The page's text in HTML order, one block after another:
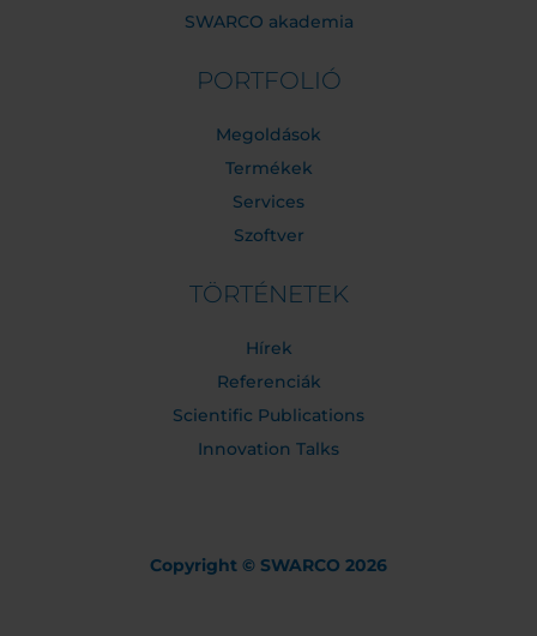
SWARCO akademia
PORTFOLIÓ
Megoldások
Termékek
Services
Szoftver
TÖRTÉNETEK
Hírek
Referenciák
Scientific Publications
Innovation Talks
Copyright © SWARCO 2026